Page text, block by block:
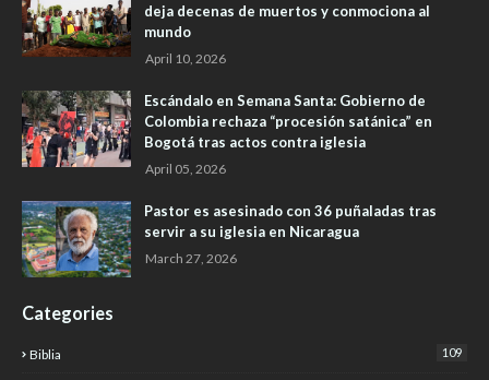
deja decenas de muertos y conmociona al
mundo
April 10, 2026
Escándalo en Semana Santa: Gobierno de
Colombia rechaza “procesión satánica” en
Bogotá tras actos contra iglesia
April 05, 2026
Pastor es asesinado con 36 puñaladas tras
servir a su iglesia en Nicaragua
March 27, 2026
Categories
Biblia 109